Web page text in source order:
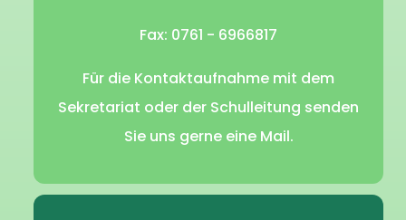
Fax: 0761 - 6966817
Für die Kontaktaufnahme mit dem
Sekretariat oder der Schulleitung senden
Sie uns gerne eine Mail.